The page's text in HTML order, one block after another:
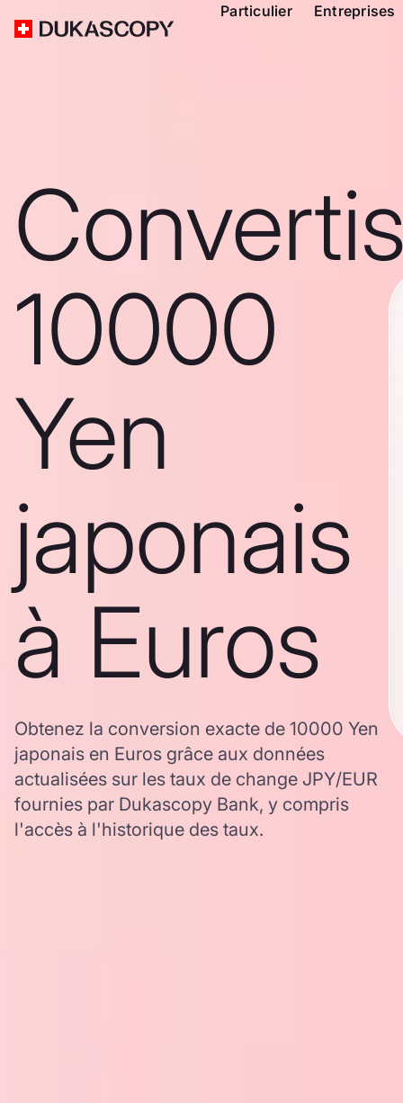
Particulier Entreprises
10000
Yen
japonais
à Euros
Obtenez la conversion exacte de 10000 Yen
japonais en Euros grâce aux données
actualisées sur les taux de change JPY/EUR
fournies par Dukascopy Bank, y compris
l'accès à l'historique des taux.